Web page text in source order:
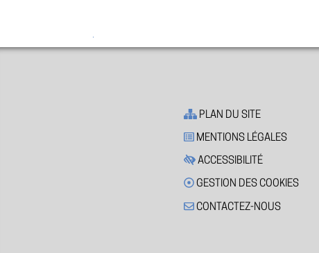
PLAN DU SITE
MENTIONS LÉGALES
ACCESSIBILITÉ
GESTION DES COOKIES
CONTACTEZ-NOUS